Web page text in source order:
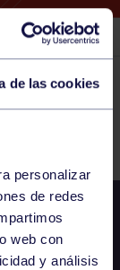
de las cookies
personalizar
de redes
web con
y análisis